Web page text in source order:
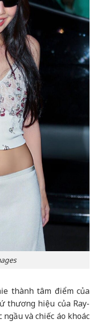
thành tâm điểm của
thương hiệu của Ray-
và chiếc áo khoác